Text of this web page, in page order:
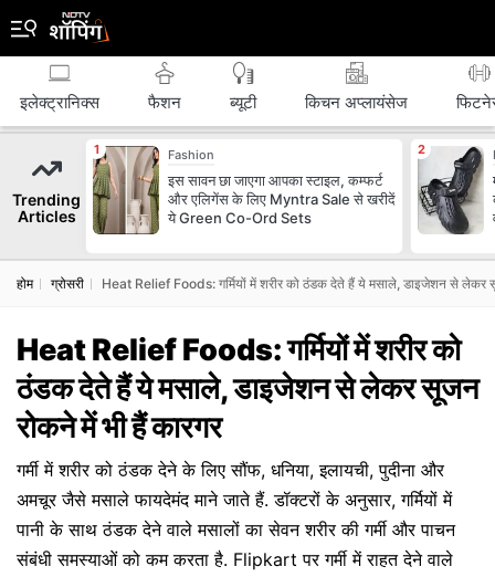
इलेक्ट्रानिक्स फैशन ब्‍यूटी किचन अप्लायंसेज
Trending
Articles
Fashion
इस सावन छा जाएगा आपका स्टाइल, कम्फर्ट
और एलिगेंस के लिए Myntra Sale से खरीदें
ये Green Co-Ord Sets
होम ग्रोसरी Heat Relief Foods: गर्मियों में शरीर को ठंडक देते हैं ये मसाले, डाइजेशन से लेकर
Heat Relief Foods: गर्मियों में शरीर को
ठंडक देते हैं ये मसाले, डाइजेशन से लेकर सूजन
रोकने में भी हैं कारगर
गर्मी में शरीर को ठंडक देने के लिए सौंफ, धनिया, इलायची, पुदीना और
अमचूर जैसे मसाले फायदेमंद माने जाते हैं. डॉक्टरों के अनुसार, गर्मियों में
पानी के साथ ठंडक देने वाले मसालों का सेवन शरीर की गर्मी और पाचन
संबंधी समस्याओं को कम करता है. Flipkart पर गर्मी में राहत देने वाले